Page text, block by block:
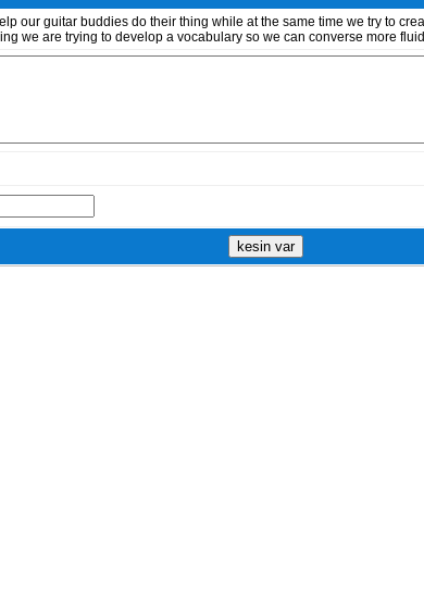
our guitar buddies do their thing while at the same time we try to
we are trying to develop a vocabulary so we can converse more